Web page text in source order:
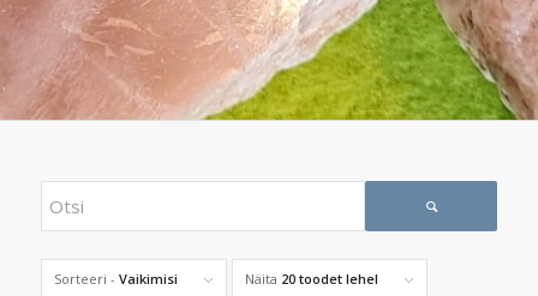
Sorteeri - Vaikimisi Näita 20 toodet lehel